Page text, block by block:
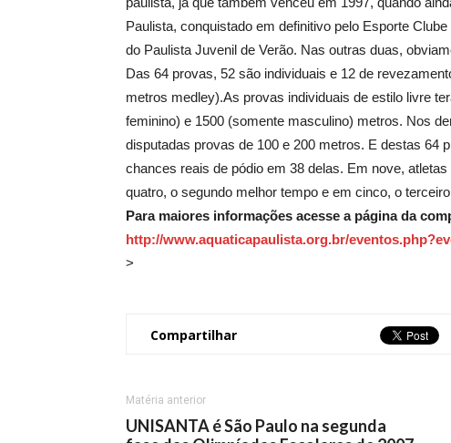
Paulista, conquistado em definitivo pelo Esporte
do Paulista Juvenil de Verão. Nas outras duas,
Das 64 provas, 52 são individuais e 12 de
metros medley).As provas individuais de estilo livre
feminino) e 1500 (somente masculino) metros. Nos
disputadas provas de 100 e 200 metros. E destas 64
chances reais de pódio em 38 delas. Em nove,
quatro, o segundo melhor tempo e em cinco, o
Para maiores informações acesse a página da
http://www.aquaticapaulista.org.br/
>
Compartilhar
Matéria anterior
UNISANTA é São Paulo na segunda